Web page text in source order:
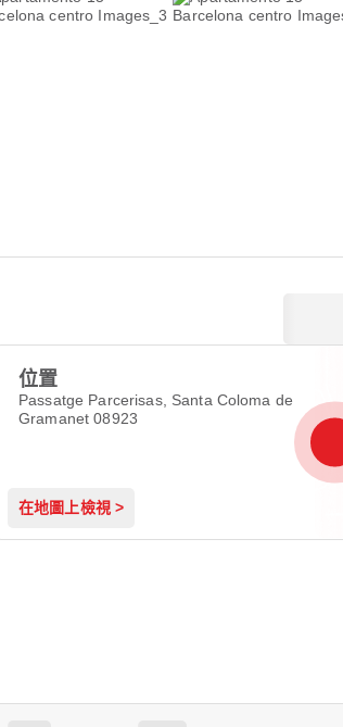
位置
Passatge Parcerisas, Santa Coloma de
Gramanet 08923
在地圖上檢視 >